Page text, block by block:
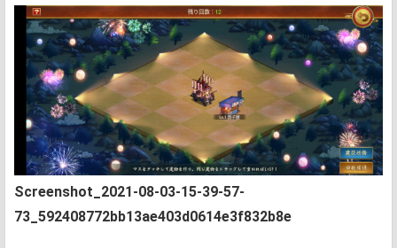
Screenshot_2021-08-03-15-39-57-
73_592408772bb13ae403d0614e3f832b8e